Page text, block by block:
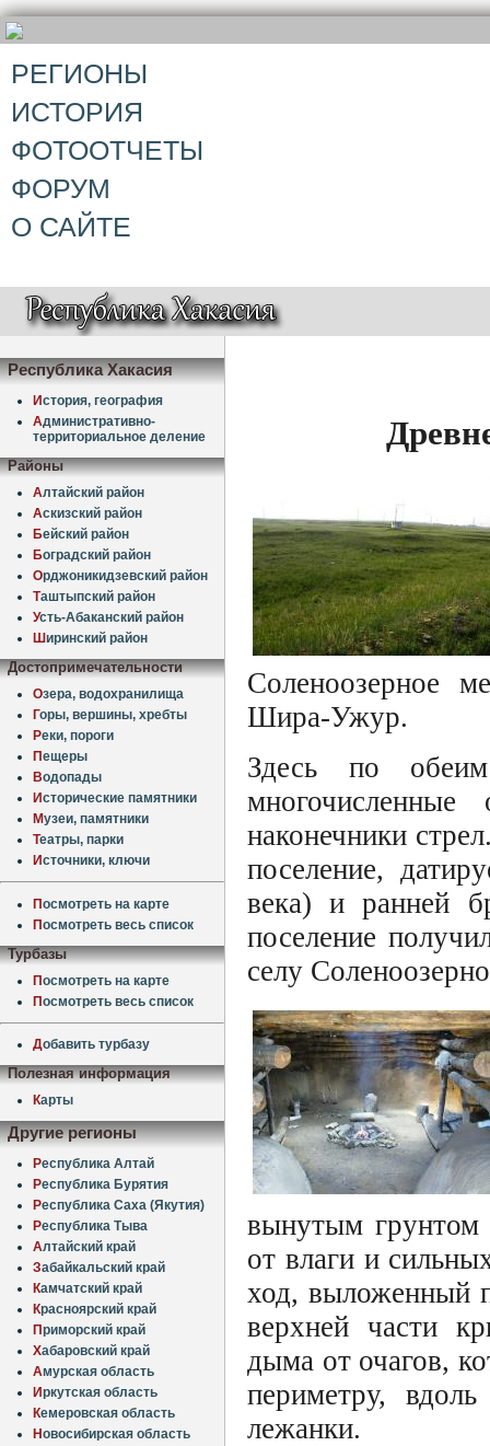
РЕГИОНЫ
ИСТОРИЯ
ФОТООТЧЕТЫ
ФОРУМ
О САЙТЕ
Республика Хакасия
История, география
Административно-
территориальное деление
Районы
Алтайский район
Аскизский район
Бейский район
Боградский район
Орджоникидзевский район
Таштыпский район
Усть-Абаканский район
Ширинский район
Достопримечательности
Озера, водохранилища
Горы, вершины, хребты
Реки, пороги
Пещеры
Водопады
Исторические памятники
Музеи, памятники
Театры, парки
Источники, ключи
Посмотреть на карте
Посмотреть весь список
Турбазы
Посмотреть на карте
Посмотреть весь список
Добавить турбазу
Полезная информация
Карты
Другие регионы
Республика Алтай
Республика Бурятия
Республика Саха (Якутия)
Республика Тыва
Алтайский край
Забайкальский край
Камчатский край
Красноярский край
Приморский край
Хабаровский край
Амурская область
Иркутская область
Кемеровская область
Новосибирская область
Соленоозерное
Шира-Ужур.
Здесь по
наконечники
поселение,
века) и ранней
поселение
селу
вынутым грунтом
от влаги и
ход, выложенный
верхней части
дыма от очагов,
периметру,
лежанки.